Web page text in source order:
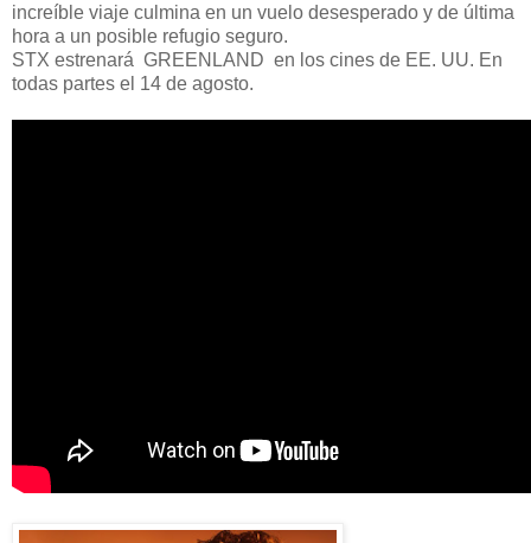
increíble viaje culmina en un vuelo desesperado y de última
hora a un posible refugio seguro.
STX estrenará GREENLAND en los cines de EE. UU. En
todas partes el 14 de agosto.